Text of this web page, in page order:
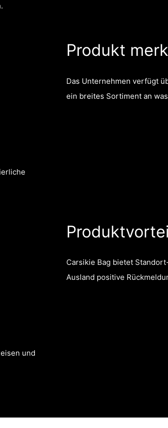
Produkt
Das Unternehmen verfügt
ein breites Sortiment an
Carsikie Bag bietet
Ausland positive
und